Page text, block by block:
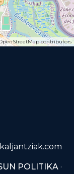
contributors
POLITIKA ·